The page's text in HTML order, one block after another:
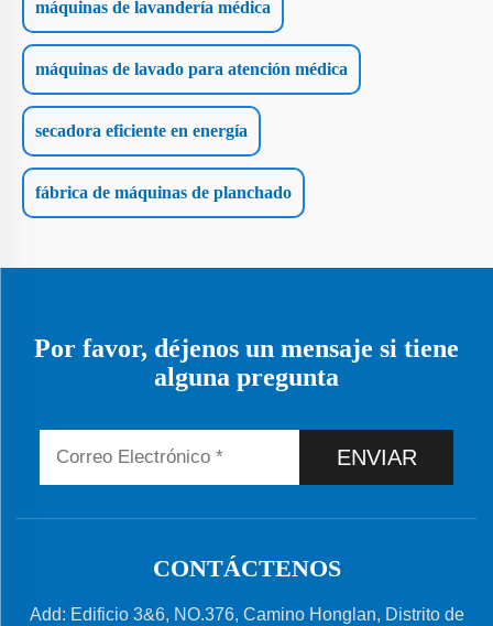
máquinas de lavandería médica
máquinas de lavado para atención médica
secadora eficiente en energía
fábrica de máquinas de planchado
Por favor, déjenos un mensaje si tiene
alguna pregunta
ENVIAR
CONTÁCTENOS
Add: Edificio 3&6, NO.376, Camino Honglan, Distrito de